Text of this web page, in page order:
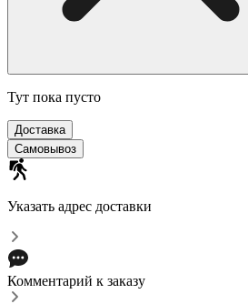
Тут пока пусто
Доставка
Самовывоз
Указать адрес доставки
Комментарий к заказу